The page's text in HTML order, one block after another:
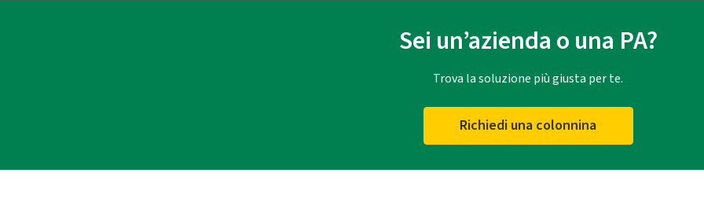
Sei un’azienda o una PA?
Trova la soluzione più giusta per te.
Richiedi una colonnina